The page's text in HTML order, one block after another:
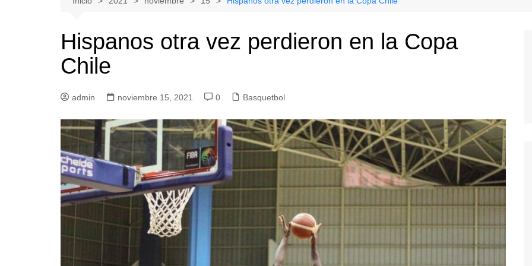
Tenis
Boxeo
Gimnasia
Licantén
Sagrada Familia
Teno
Vichuquén
Hispanos otra vez perdieron en la Copa
Chile
admin noviembre 15, 2021 0 Basquetbol